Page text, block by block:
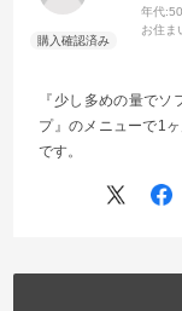
年代:
お住ま
『少し多めの量で
プ』のメニューで1
です。